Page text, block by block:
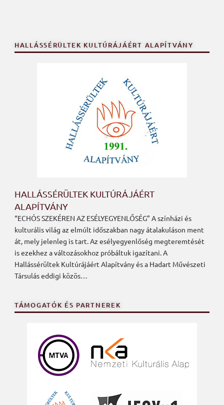
HALLÁSSÉRÜLTEK KULTÚRÁJÁÉRT ALAPÍTVÁNY
HALLÁSSÉRÜLTEK KULTÚRÁJÁÉRT
ALAPÍTVÁNY
“ECHÓS SZEKÉREN AZ ESÉLYEGYENLŐSÉG” A színházi és
kulturális világ az elmúlt időszakban nagy átalakuláson ment
át, mely jelenleg is tart. Az esélyegyenlőség megteremtését
is ezekhez a változásokhoz próbáltuk igazítani. A
Hallássérültek Kultúrájáért Alapítvány és a Hadart Művészeti
Társulás eddigi közös…
TÁMOGATÓK ÉS PARTNEREK